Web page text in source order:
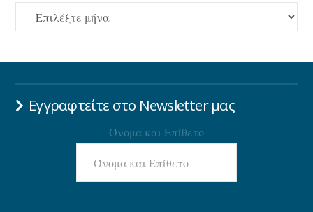
ΑΡΧΕΙΟ
Εγγραφτείτε στο Newsletter μας
Όνομα και Επίθετο